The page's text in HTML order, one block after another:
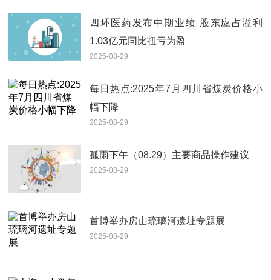
四环医药发布中期业绩 股东应占溢利
1.03亿元同比扭亏为盈
2025-08-29
每日热点:2025年7月四川省煤炭价格小
幅下降
2025-08-29
孤雨下午（08.29）主要商品操作建议
2025-08-29
首博举办房山琉璃河遗址专题展
2025-08-29